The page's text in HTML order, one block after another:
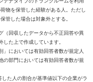
物を保管した経験がある人。ただし
管した場合は対象外とする。
（回収したデータから不正回答や異
た上で作成しています。
においては有効回答者数が規定人
の部門においては有効回答者数が規
た人の割合が基準値以下の企業がラ